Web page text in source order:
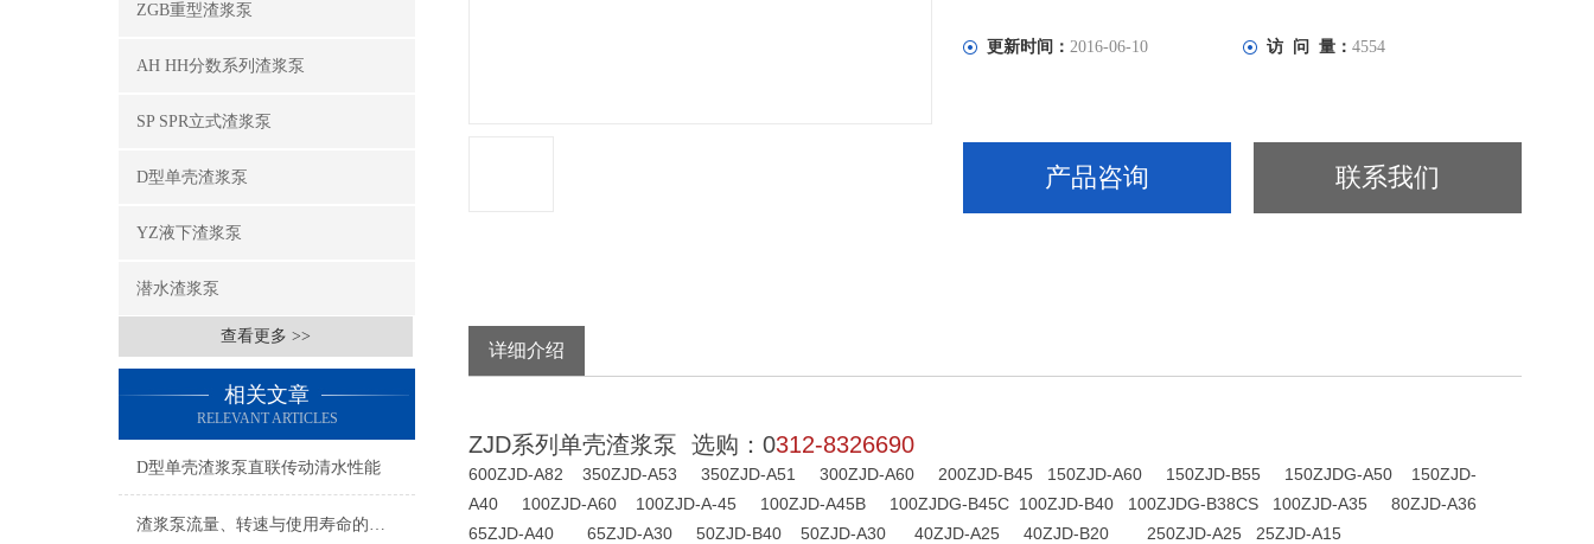
ZGB重型渣浆泵
AH HH分数系列渣浆泵
SP SPR立式渣浆泵
D型单壳渣浆泵
YZ液下渣浆泵
潜水渣浆泵
查看更多 >>
相关文章
RELEVANT ARTICLES
D型单壳渣浆泵直联传动清水性能
渣浆泵流量、转速与使用寿命的关系
更新时间：2016-06-10 访 问 量： 4554
产品咨询 联系我们
详细介绍
ZJD系列单壳渣浆泵 选购：0312-8326690
600ZJD-A82 350ZJD-A53 350ZJD-A51 300ZJD-A60 200ZJD-B45 150ZJD-A60 150ZJD-B55 150ZJDG-A50 150ZJD-
A40 100ZJD-A60 100ZJD-A-45 100ZJD-A45B 100ZJDG-B45C 100ZJD-B40 100ZJDG-B38CS 100ZJD-A35 80ZJD-A36
65ZJD-A40 65ZJD-A30 50ZJD-B40 50ZJD-A30 40ZJD-A25 40ZJD-B20 250ZJD-A25 25ZJD-A15